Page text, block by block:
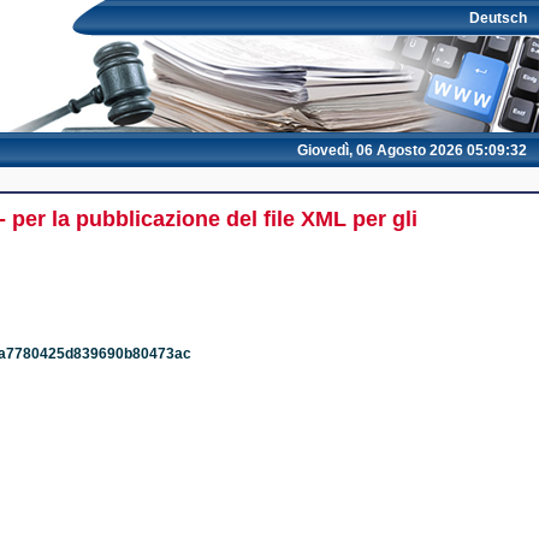
Deutsch
Giovedì, 06 Agosto 2026 05:09:32
per la pubblicazione del file XML per gli